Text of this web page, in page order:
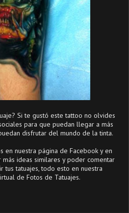
Si te gustó este tattoo no olvides
para que puedan llegar a más
disfrutar del mundo de la tinta.
en nuestra página de Facebook y en
ideas similares y poder comentar
tus tatuajes, todo esto en nuestra
de Fotos de Tatuajes.